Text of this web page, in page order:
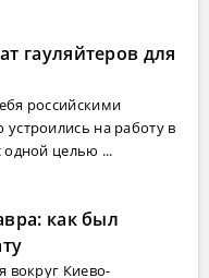
гауляйтеров для
российскими
на работу в
одной целью ...
как был
вокруг Киево-